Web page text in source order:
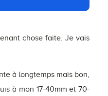
chose faite. Je vais
à longtemps mais bon,
à mon 17-40mm et 70-